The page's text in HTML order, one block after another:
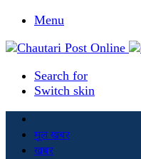
Menu
Search for
Switch skin
मूल खबर
खबर